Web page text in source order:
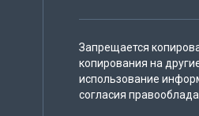
Запрещается
копирования на
использование
согласия